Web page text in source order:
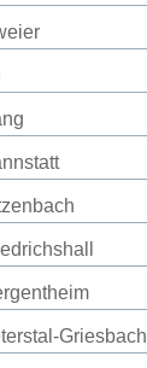
Griesbach